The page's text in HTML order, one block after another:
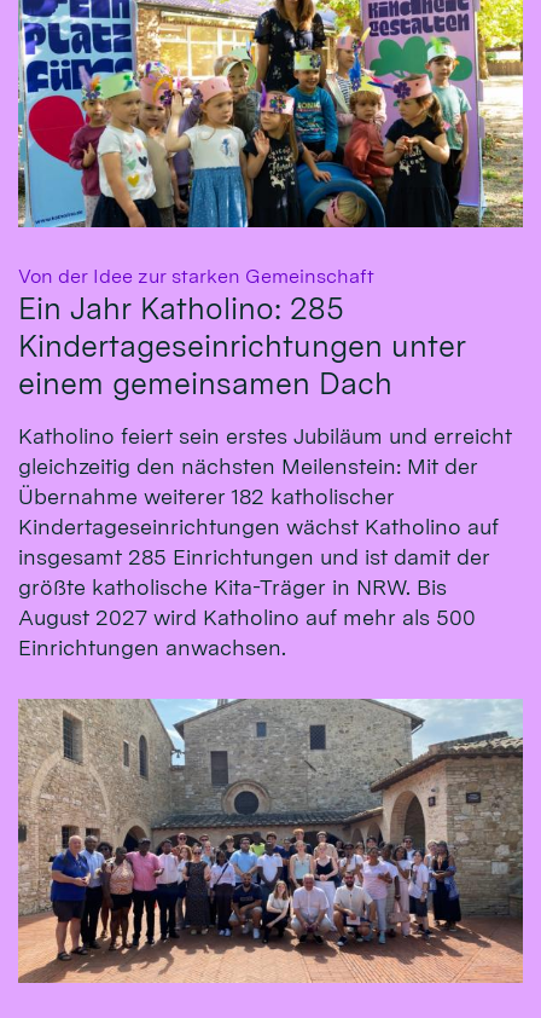
Von der Idee zur starken Gemeinschaft:
Ein Jahr Katholino: 285
Kindertageseinrichtungen unter
einem gemeinsamen Dach
Katholino feiert sein erstes Jubiläum und erreicht
gleichzeitig den nächsten Meilenstein: Mit der
Übernahme weiterer 182 katholischer
Kindertageseinrichtungen wächst Katholino auf
insgesamt 285 Einrichtungen und ist damit der
größte katholische Kita-Träger in NRW. Bis
August 2027 wird Katholino auf mehr als 500
Einrichtungen anwachsen.